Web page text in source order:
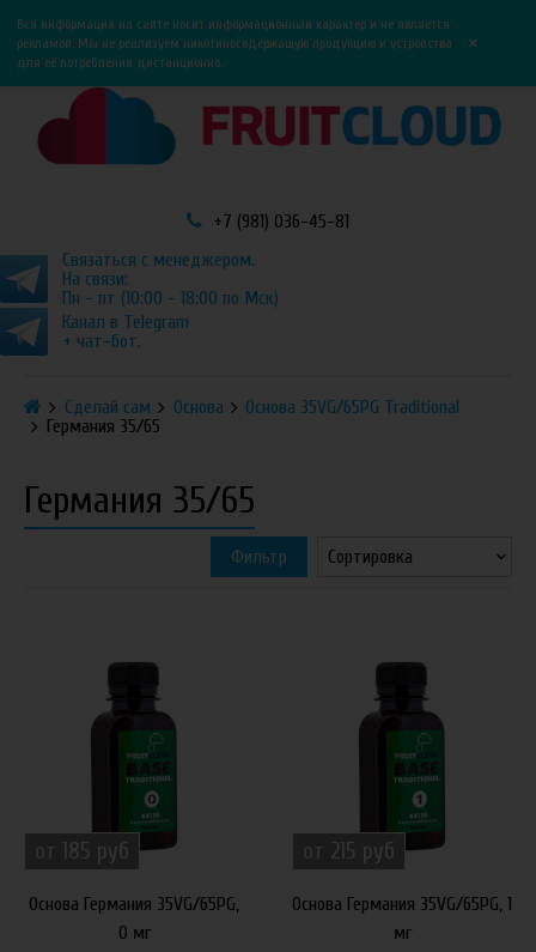
0
Вся информация на сайте носит информационный характер и не является
рекламой. Мы не реализуем никотиносодержащую продукцию и устройства
для её потребления дистанционно.
×
+7 (981) 036-45-81
Связаться с менеджером.
На связи:
Пн - пт (10:00 - 18:00 по Мск)
Канал в Telegram
+ чат-бот.
Сделай сам Основа
Основа 35VG/65PG Traditional
Германия 35/65
Германия 35/65
Фильтр
от 185 руб
Основа Германия 35VG/65PG,
0 мг
от 215 руб
Основа Германия 35VG/65PG, 1
мг